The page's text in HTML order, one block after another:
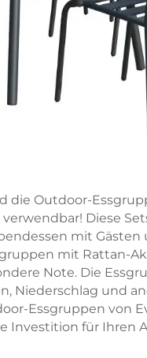
die Outdoor-
Diese
mit Gästen
mit Rattan-
Note. Die
Niederschlag und
Essgruppen von
Investition für Ihren